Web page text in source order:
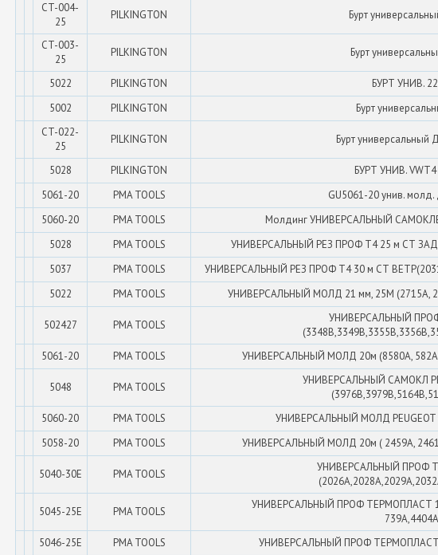
CT-004-
25
PILKINGTON Бурт
CT-003-
25
PILKINGTON Бурт
5022 PILKINGTON БУРТ УНИВ.
5002 PILKINGTON Бурт
CT-022-
25
PILKINGTON Бурт универсальный
5028 PILKINGTON БУРТ УНИВ.
5061-20 PMA TOOLS GU5061-20 унив.
5060-20 PMA TOOLS Молдинг УНИВЕРСАЛЬНЫЙ
5028 PMA TOOLS УНИВЕРСАЛЬНЫЙ РЕЗ ПРОФ T4 25 м СТ ЗАДН
5037 PMA TOOLS УНИВЕРСАЛЬНЫЙ РЕЗ ПРОФ Т4 30 м СТ
5022 PMA TOOLS УНИВЕРСАЛЬНЫЙ МОЛД 21 мм, 25М (2715A,
502427 PMA TOOLS
УНИВЕРСАЛЬНЫЙ
5061-20 PMA TOOLS УНИВЕРСАЛЬНЫЙ МОЛД 20м (8580A,
5048 PMA TOOLS
УНИВЕРСАЛЬНЫЙ САМОКЛ
5060-20 PMA TOOLS УНИВЕРСАЛЬНЫЙ МОЛД PEUGEOT
5058-20 PMA TOOLS УНИВЕРСАЛЬНЫЙ МОЛД 20м ( 2459A,
5040-30E PMA TOOLS
УНИВЕРСАЛЬНЫЙ ПРОФ
5045-25E PMA TOOLS
УНИВЕРСАЛЬНЫЙ ПРОФ ТЕРМОПЛАСТ
5046-25E PMA TOOLS УНИВЕРСАЛЬНЫЙ ПРОФ ТЕРМОПЛАСТ